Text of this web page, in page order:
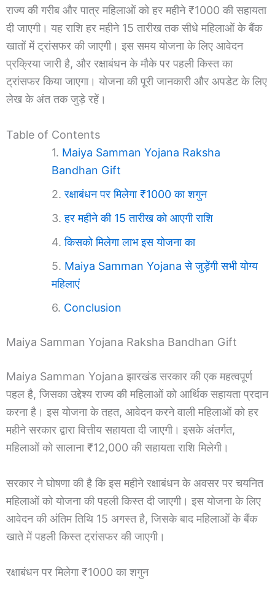
राज्य की गरीब और पात्र महिलाओं को हर महीने ₹1000 की सहायता
दी जाएगी। यह राशि हर महीने 15 तारीख तक सीधे महिलाओं के बैंक
खातों में ट्रांसफर की जाएगी। इस समय योजना के लिए आवेदन
प्रक्रिया जारी है, और रक्षाबंधन के मौके पर पहली किस्त का
ट्रांसफर किया जाएगा। योजना की पूरी जानकारी और अपडेट के लिए
लेख के अंत तक जुड़े रहें।
Table of Contents
Maiya Samman Yojana Raksha
Bandhan Gift
रक्षाबंधन पर मिलेगा ₹1000 का शगुन
हर महीने की 15 तारीख को आएगी राशि
किसको मिलेगा लाभ इस योजना का
Maiya Samman Yojana से जुड़ेंगी सभी योग्य
महिलाएं
Conclusion
Maiya Samman Yojana Raksha Bandhan Gift
Maiya Samman Yojana झारखंड सरकार की एक महत्वपूर्ण
पहल है, जिसका उद्देश्य राज्य की महिलाओं को आर्थिक सहायता प्रदान
करना है। इस योजना के तहत, आवेदन करने वाली महिलाओं को हर
महीने सरकार द्वारा वित्तीय सहायता दी जाएगी। इसके अंतर्गत,
महिलाओं को सालाना ₹12,000 की सहायता राशि मिलेगी।
सरकार ने घोषणा की है कि इस महीने रक्षाबंधन के अवसर पर चयनित
महिलाओं को योजना की पहली किस्त दी जाएगी। इस योजना के लिए
आवेदन की अंतिम तिथि 15 अगस्त है, जिसके बाद महिलाओं के बैंक
खाते में पहली किस्त ट्रांसफर की जाएगी।
रक्षाबंधन पर मिलेगा ₹1000 का शगुन